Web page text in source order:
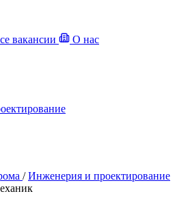
вакансии О нас
/ Инженерия и проектирование